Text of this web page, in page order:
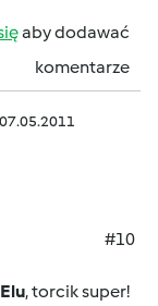
aby dodawać
komentarze
07.05.2011
#10
Elu, torcik super!